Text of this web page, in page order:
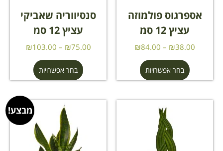
אספרגוס פולמוזה
עציץ 12 סמ
₪38.00
–
₪84.00
בחר אפשרויות
סנסיווריה שאביקי
עציץ 12 סמ
₪75.00
–
₪103.00
בחר אפשרויות
מבצע!